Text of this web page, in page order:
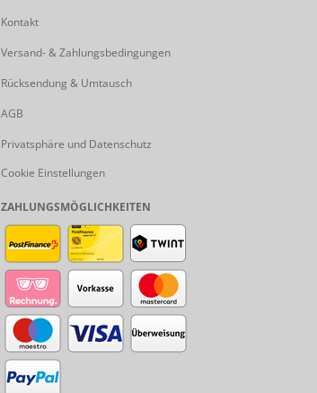
Kontakt
Versand- & Zahlungsbedingungen
Rücksendung & Umtausch
AGB
Privatsphäre und Datenschutz
Cookie Einstellungen
ZAHLUNGSMÖGLICHKEITEN